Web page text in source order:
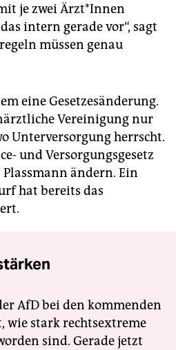
je zwei Ärzt*Innen
intern gerade vor“, sagt
müssen genau
eine Gesetzesänderung.
Vereinigung nur
Unterversorgung herrscht.
und Versorgungsgesetz
Plassmann ändern. Ein
hat bereits das
AfD bei den kommenden
wie stark rechtsextreme
sind. Gerade jetzt